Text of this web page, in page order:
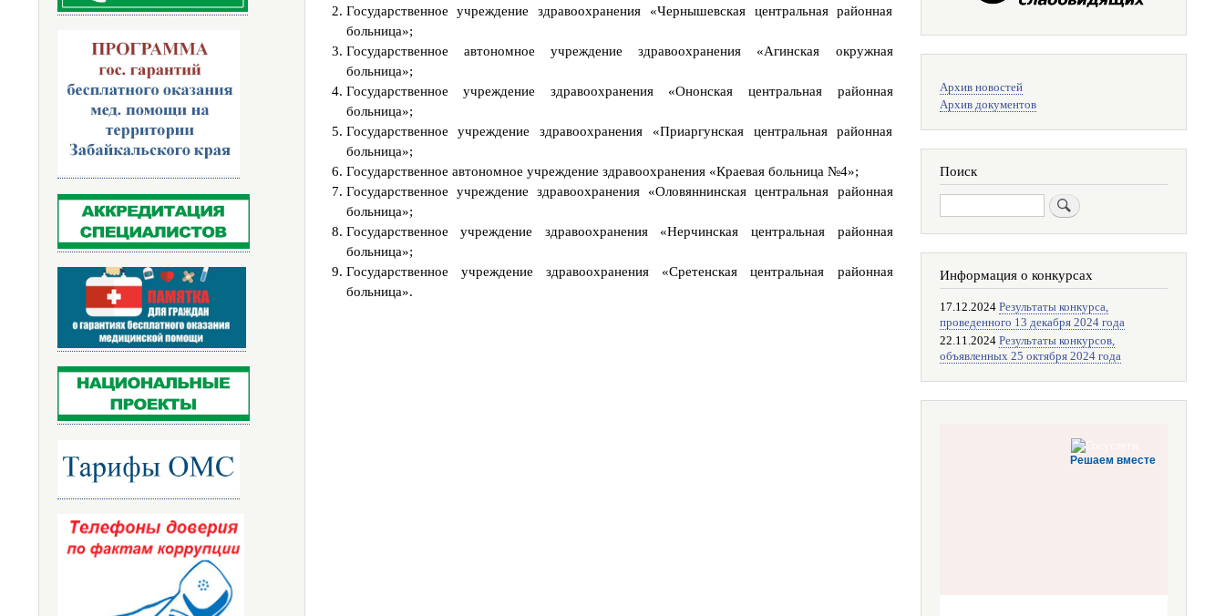
с
о
н
н
р
а
в
л
е
Государственное учреждение здравоохранения «Чернышевская центральная районная
больница»;
Государственное автономное учреждение здравоохранения «Агинская окружная
больница»;
Государственное учреждение здравоохранения «Ононская центральная районная
больница»;
Государственное учреждение здравоохранения «Приаргунская центральная районная
больница»;
Государственное автономное учреждение здравоохранения «Краевая больница №4»;
Государственное учреждение здравоохранения «Оловяннинская центральная районная
больница»;
Государственное учреждение здравоохранения «Нерчинская центральная районная
больница»;
Государственное учреждение здравоохранения «Сретенская центральная районная
больница».
поиска
Архив новостей
Архив документов
Поиск
Информация о конкурсах
17.12.2024 Результаты конкурса,
проведенного 13 декабря 2024 года
22.11.2024 Результаты конкурсов,
объявленных 25 октября 2024 года
Решаем вместе